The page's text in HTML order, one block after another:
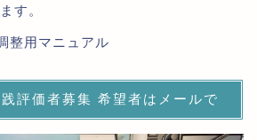
す。
整用マニュアル
評価者募集 希望者はメールで